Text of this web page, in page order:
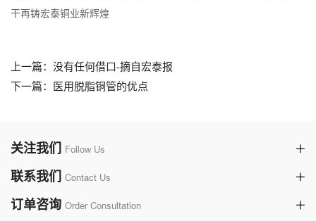
干再铸宏泰铜业新辉煌
上一篇：没有任何借口-摘自宏泰报
下一篇：医用脱脂铜管的优点
关注我们 Follow Us
联系我们 Contact Us
订单咨询 Order Consultation